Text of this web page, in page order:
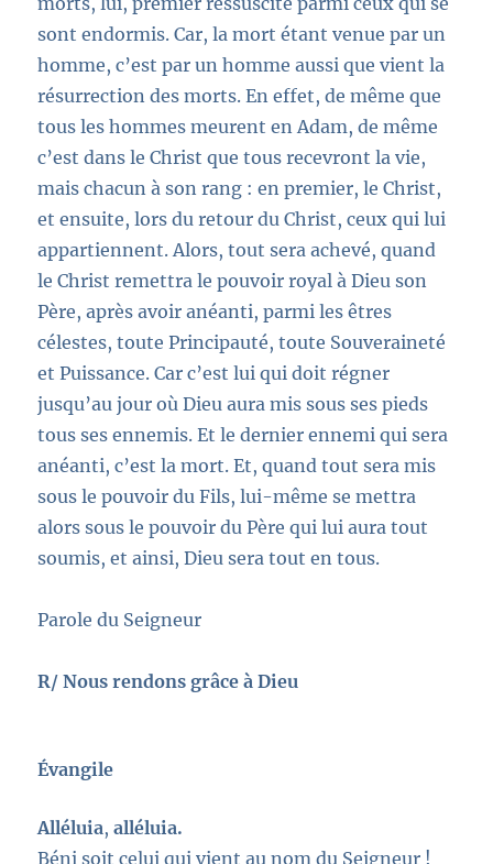
sont endormis. Car, la mort étant venue par un
homme, c’est par un homme aussi que vient la
résurrection des morts. En effet, de même que
tous les hommes meurent en Adam, de même
c’est dans le Christ que tous recevront la vie,
mais chacun à son rang : en premier, le Christ,
et ensuite, lors du retour du Christ, ceux qui lui
appartiennent. Alors, tout sera achevé, quand
le Christ remettra le pouvoir royal à Dieu son
Père, après avoir anéanti, parmi les êtres
célestes, toute Principauté, toute Souveraineté
et Puissance. Car c’est lui qui doit régner
jusqu’au jour où Dieu aura mis sous ses pieds
tous ses ennemis. Et le dernier ennemi qui sera
anéanti, c’est la mort. Et, quand tout sera mis
sous le pouvoir du Fils, lui-même se mettra
alors sous le pouvoir du Père qui lui aura tout
soumis, et ainsi, Dieu sera tout en tous.
Parole du Seigneur
R/ Nous rendons grâce à Dieu
Évangile
Alléluia,alléluia.
Béni soit celui qui vient au nom du Seigneur !